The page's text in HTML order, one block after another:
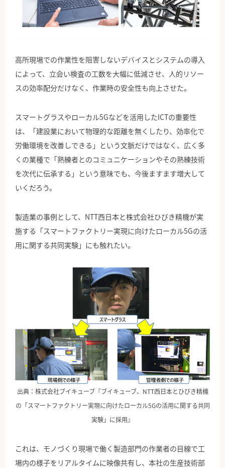
高所現場での作業性を阻害しないデバイスとシステムの導入
によって、立会い検査の工数を大幅に低減させ、人的リソー
スの効率配分だけなく、作業時の安全性も向上させた。
スマートグラスやローカル5Gなどを活用したICTの重要性
は、「建設業において物理的な距離を無くしたり、効率化で
労働環境を改善しできる」という文脈だけではなく、広く多
くの業種で「熟練者とのコミュニケーションやその熟練技術
を次代に伝承する」という意味でも、今後ますます増大して
いくだろう。
製造業の事例として、NTT西日本と株式会社ひびき精機が実
施する「スマートファクトリー実現に向けたローカル5Gの活
用に関する共同実験」にも触れたい。
出典：株式会社ブイキューブ『ブイキューブ、NTT西日本とひびき精機
の「スマートファクトリー実現に向けたローカル5Gの活用に関する共同
実験」に採用』
これは、モノづくり現場で働く製造部門の作業者の目線で工
場内の様子をリアルタイムに映像共有し、本社の生産技術部